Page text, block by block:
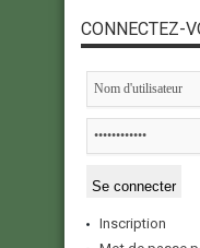
CONNECTEZ-
Inscription